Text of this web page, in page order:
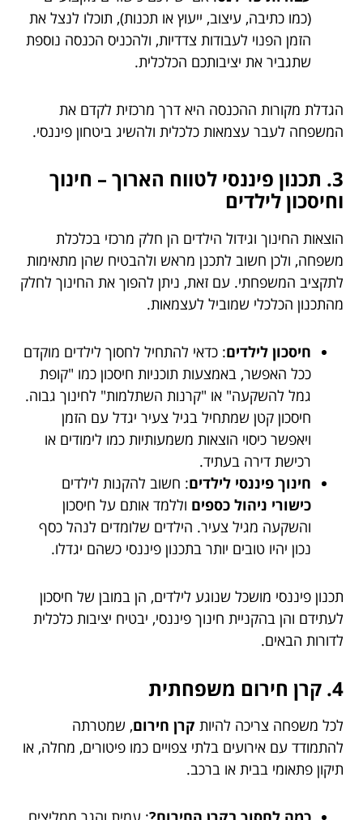
(כמו כתיבה, עיצוב, ייעוץ או תכנות), תוכלו לנצל את
הזמן הפנוי לעבודות צדדיות, ולהכניס הכנסה נוספת
שתגביר את יציבותכם הכלכלית.
הגדלת מקורות ההכנסה היא דרך מרכזית לקדם את
המשפחה לעבר עצמאות כלכלית ולהשיג ביטחון פיננסי.
3. תכנון פיננסי לטווח הארוך – חינוך
וחיסכון לילדים
הוצאות החינוך וגידול הילדים הן חלק מרכזי בכלכלת
משפחה, ולכן חשוב לתכנן מראש ולהבטיח שהן מתאימות
לתקציב המשפחתי. עם זאת, ניתן להפוך את החינוך לחלק
מהתכנון הכלכלי שמוביל לעצמאות.
חיסכון לילדים: כדאי להתחיל לחסוך לילדים מוקדם
ככל האפשר, באמצעות תוכניות חיסכון כמו "קופת
גמל להשקעה" או "קרנות השתלמות" לחינוך גבוה.
חיסכון קטן שמתחיל בגיל צעיר יגדל עם הזמן
ויאפשר כיסוי הוצאות משמעותיות כמו לימודים או
רכישת דירה בעתיד.
חינוך פיננסי לילדים: חשוב להקנות לילדים
כישורי ניהול כספים וללמד אותם על חיסכון
והשקעה מגיל צעיר. הילדים שלומדים לנהל כסף
נכון יהיו טובים יותר בתכנון פיננסי כשהם יגדלו.
תכנון פיננסי מושכל שנוגע לילדים, הן במובן של חיסכון
לעתידם והן בהקניית חינוך פיננסי, יבטיח יציבות כלכלית
לדורות הבאים.
4. קרן חירום משפחתית
לכל משפחה צריכה להיות קרן חירום, שמטרתה
להתמודד עם אירועים בלתי צפויים כמו פיטורים, מחלה, או
תיקון פתאומי בבית או ברכב.